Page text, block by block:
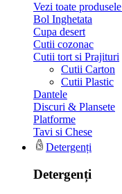
Vezi toate produsele
Bol Inghetata
Cupa desert
Cutii cozonac
Cutii tort si Prajituri
Cutii Carton
Cutii Plastic
Dantele
Discuri & Plansete
Platforme
Tavi si Chese
Detergenți
Detergenți